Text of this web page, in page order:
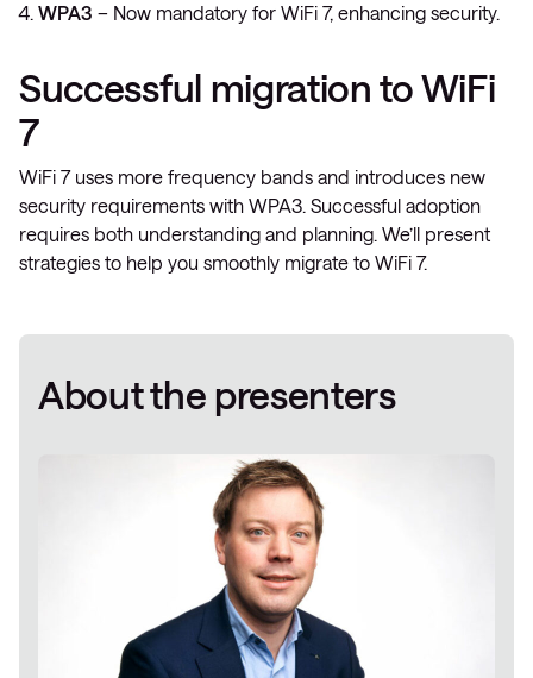
WPA3 – Now mandatory for WiFi 7, enhancing security.
Successful migration to WiFi
7
WiFi 7 uses more frequency bands and introduces new
security requirements with WPA3. Successful adoption
requires both understanding and planning. We’ll present
strategies to help you smoothly migrate to WiFi 7.
About the presenters